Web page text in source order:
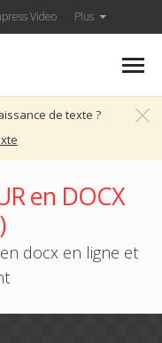
Video Plus
de texte ?
en DOCX
docx en ligne et